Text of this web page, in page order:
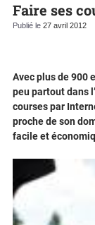
Faire ses
Publié le 27 avril 2012
Avec plus de 900
peu partout dans
courses par
proche de son
facile et